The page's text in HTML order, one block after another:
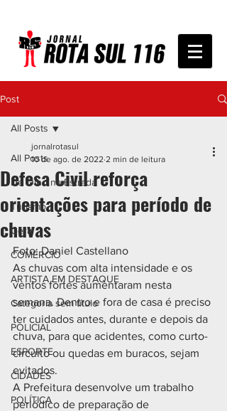
Post
All Posts
De Olho na Estrada
Turismo
Geral
COMÉRCIO
ARTISTA EM DESTAQUE
Categoria sem título
POLICIAL
ESPORTE
CIDADES
POLÍTICA
All Posts
Defesa Civil reforça
orientações para período de
chuvas
jornalrotasul
10 de ago. de 2022 2 min de leitura
Foto: Daniel Castellano
As chuvas com alta intensidade e os
ventos fortes aumentaram nesta
semana. Dentro e fora de casa é preciso
ter cuidados antes, durante e depois da
chuva, para que acidentes, como curto-
circuito ou quedas em buracos, sejam
evitados.
A Prefeitura desenvolve um trabalho
periódico de preparação de